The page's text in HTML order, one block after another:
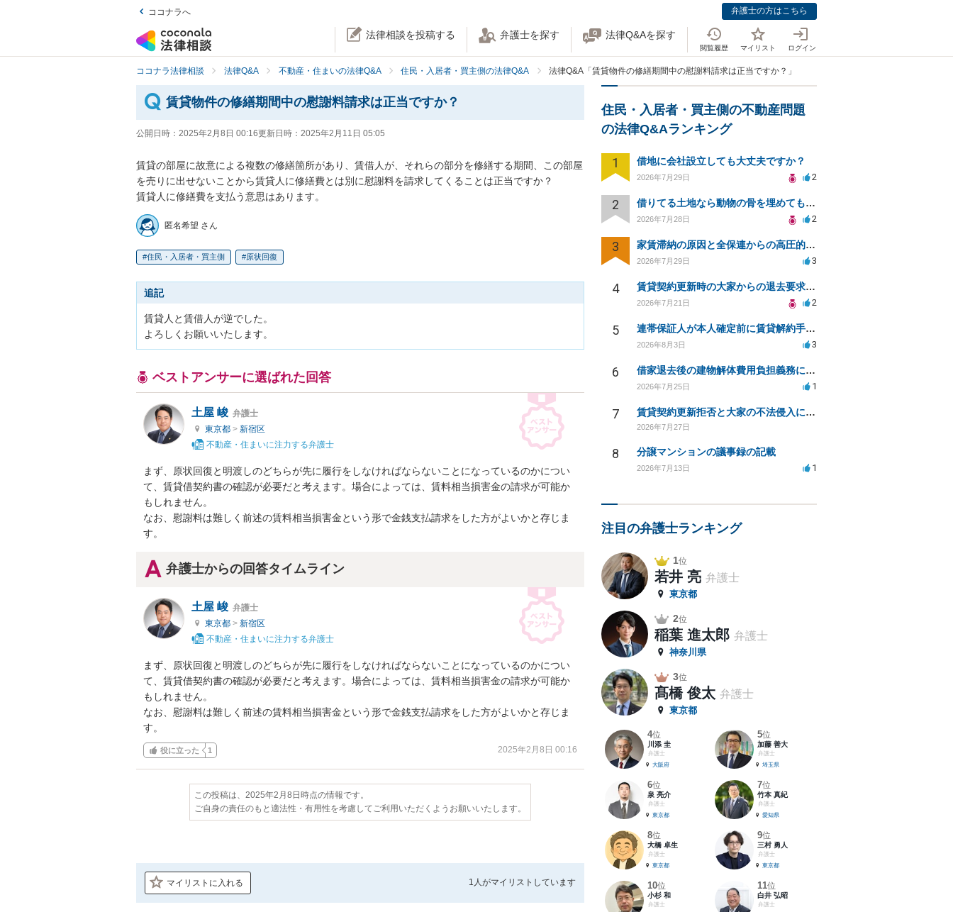
ココナラへ 弁護士の方はこちら
法律相談を投稿する 弁護士を探す 法律Q&Aを探す
閲覧履歴 マイリスト ログイン
ココナラ法律相談 法律Q&A 不動産・住まいの法律Q&A 住民・入居者・買主側の法律Q&A 法律Q&A「賃貸物件の修繕期間中の慰謝料請求は正当ですか？」
賃貸物件の修繕期間中の慰謝料請求は正当ですか？
公開日時： 2025年2月8日 00:16更新日時： 2025年2月11日 05:05
賃貸の部屋に故意による複数の修繕箇所があり、賃借人が、それらの部分を修繕する期間、この部屋
を売りに出せないことから賃貸人に修繕費とは別に慰謝料を請求してくることは正当ですか？
賃貸人に修繕費を支払う意思はあります。
匿名希望 さん
住民・入居者・買主側 原状回復
追記
賃貸人と賃借人が逆でした。
よろしくお願いいたします。
ベストアンサーに選ばれた回答
土屋 峻 弁護士
東京都 > 新宿区
不動産・住まいに注力する弁護士
まず、原状回復と明渡しのどちらが先に履行をしなければならないことになっているのかについ
て、賃貸借契約書の確認が必要だと考えます。場合によっては、賃料相当損害金の請求が可能か
もしれません。
なお、慰謝料は難しく前述の賃料相当損害金という形で金銭支払請求をした方がよいかと存じま
す。
弁護士からの回答タイムライン
土屋 峻 弁護士
東京都 > 新宿区
不動産・住まいに注力する弁護士
まず、原状回復と明渡しのどちらが先に履行をしなければならないことになっているのかについ
て、賃貸借契約書の確認が必要だと考えます。場合によっては、賃料相当損害金の請求が可能か
もしれません。
なお、慰謝料は難しく前述の賃料相当損害金という形で金銭支払請求をした方がよいかと存じま
す。
役に立った 1 2025年2月8日 00:16
この投稿は、2025年2月8日時点の情報です。
ご自身の責任のもと適法性・有用性を考慮してご利用いただくようお願いいたします。
マイリストに入れる 1人がマイリストしています
住民・入居者・買主側の不動産問題
の法律Q&Aランキング
1 借地に会社設立しても大丈夫ですか？
2026年7月29日 2
2 借りてる土地なら動物の骨を埋めても大丈夫ですか？
2026年7月28日 2
3 家賃滞納の原因と全保連からの高圧的対応への対策は？
2026年7月29日 3
4 賃貸契約更新時の大家からの退去要求への法的対応方法は？
2026年7月21日 2
5 連帯保証人が本人確定前に賃貸解約手続きをすることに関して
2026年8月3日 3
6 借家退去後の建物解体費用負担義務についての法的相談（補足説明修正）
2026年7月25日 1
7 賃貸契約更新拒否と大家の不法侵入についての法的対処方法は？
2026年7月27日
8 分譲マンションの議事録の記載
2026年7月13日 1
注目の弁護士ランキング
1位
若井 亮 弁護士
東京都
2位
稲葉 進太郎 弁護士
神奈川県
3位
髙橋 俊太 弁護士
東京都
4位
川添 圭
弁護士
大阪府
5位
加藤 善大
弁護士
埼玉県
6位
泉 亮介
弁護士
東京都
7位
竹本 真紀
弁護士
愛知県
8位
大橋 卓生
弁護士
東京都
9位
三村 勇人
弁護士
東京都
10位
小杉 和
弁護士
11位
白井 弘昭
弁護士